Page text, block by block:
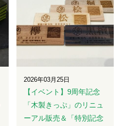
2026年03月25日
【イベント】9周年記念
「木製きっぷ」のリニュ
ーアル販売＆「特別記念